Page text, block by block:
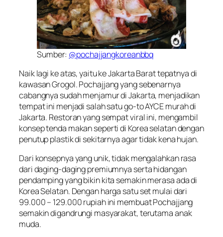
Sumber: @pochajjangkoreanbbq
Naik lagi ke atas, yaitu ke Jakarta Barat tepatnya di
kawasan Grogol. Pochajjang yang sebenarnya
cabangnya sudah menjamur di Jakarta, menjadikan
tempat ini menjadi salah satugo-toAYCE murah di
Jakarta. Restoran yang sempat viral ini, mengambil
konsep tenda makan seperti di Korea selatan dengan
penutup plastik di sekitarnya agar tidak kena hujan.
Dari konsepnya yang unik, tidak mengalahkan rasa
dari daging-daging premiumnya serta hidangan
pendamping yang bikin kita semakin merasa ada di
Korea Selatan. Dengan harga satu set mulai dari
99.000 – 129.000 rupiah ini membuat Pochajjang
semakin digandrungi masyarakat, terutama anak
muda.